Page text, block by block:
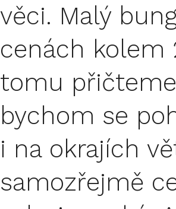
věci. Malý
cenách kolem
tomu
bychom se
i na okrajích
samozřejmě